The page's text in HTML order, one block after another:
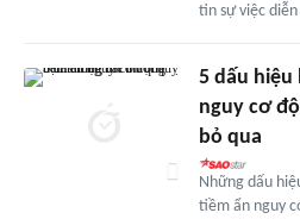
tin sự việc
5 dấu
nguy cơ
bỏ qua
Những dấu
tiềm ẩn nguy